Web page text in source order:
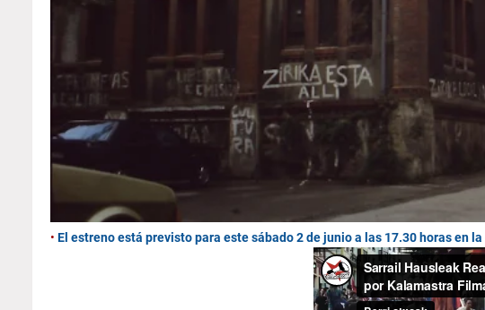
• El estreno está previsto para este sábado 2 de junio a las 17.30 horas en